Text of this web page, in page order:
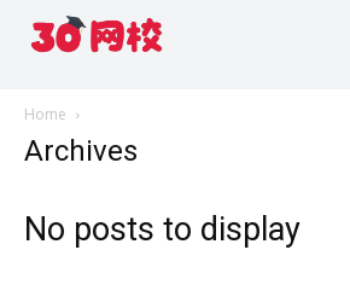
Home
Archives
No posts to display